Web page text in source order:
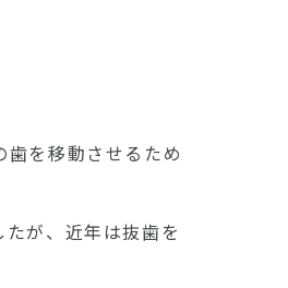
を移動させるため
が、近年は抜歯を